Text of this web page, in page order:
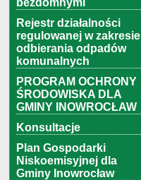
bezdomnymi
Rejestr działalności
regulowanej w zakresie
odbierania odpadów
komunalnych
PROGRAM OCHRONY
ŚRODOWISKA DLA
GMINY INOWROCŁAW
Konsultacje
Plan Gospodarki
Niskoemisyjnej dla
Gminy Inowrocław